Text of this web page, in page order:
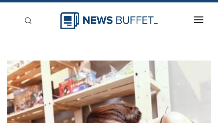
新聞稿分類
登入
刊登